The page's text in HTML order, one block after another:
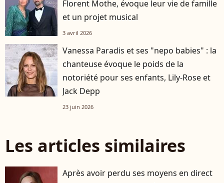
Florent Mothe, évoque leur vie de famille
et un projet musical
3 avril 2026
Vanessa Paradis et ses "nepo babies" : la
chanteuse évoque le poids de la
notoriété pour ses enfants, Lily-Rose et
Jack Depp
23 juin 2026
Les articles similaires
Après avoir perdu ses moyens en direct